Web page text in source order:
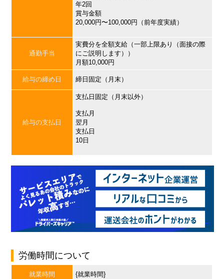
年2回
賞与金額
20,000円〜100,000円（前年度実績）
通勤手当
実費分を全額支給（一部上限あり（面接の際
にご説明します））
月額10,000円
給与の締め日 締日固定（月末）
給与の支払日
支払日固定（月末以外）
支払月
翌月
支払日
10日
労働時間について
就業時間 {就業時間}